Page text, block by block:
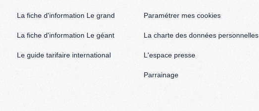
La fiche d'information Le grand
La fiche d'information Le géant
Le guide tarifaire international
Paramétrer mes cookies
La charte des données personnelles
L'espace presse
Parrainage